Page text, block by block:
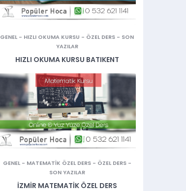
GENEL - HIZLI OKUMA KURSU - ÖZEL DERS - SON
YAZILAR
HIZLI OKUMA KURSU BATIKENT
GENEL- MATEMATIK ÖZEL DERS- ÖZEL DERS-
SON YAZILAR
İZMIR MATEMATIK ÖZEL DERS